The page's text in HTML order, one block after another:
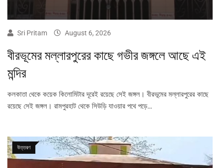
Sri Pritam August 6, 2026
বীরভূমের মল্লারপুরের কাছে গভীর জঙ্গলে আছে এই
মন্দির
কলকাতা থেকে কয়েক কিলোমিটার দূরেই রয়েছে সেই জঙ্গল। বীরভূমের মল্লারপুরের কাছে
রয়েছে সেই জঙ্গল। রামপুরহাট থেকে সিউড়ি যাওয়ার পথে পড়ে…
উত্তরণ